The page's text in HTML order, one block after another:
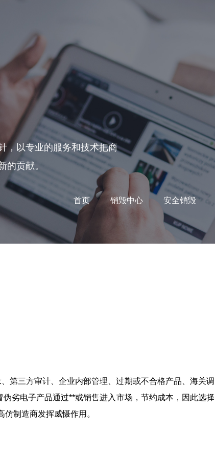
首页 销毁中心 安全销毁
，以专业的服务和技术把商
的贡献。
第三方审计、企业内部管理、过期或不合格产品、海关调
劣电子产品通过**或销售进入市场，节约成本，因此选择
制造商发挥威慑作用。